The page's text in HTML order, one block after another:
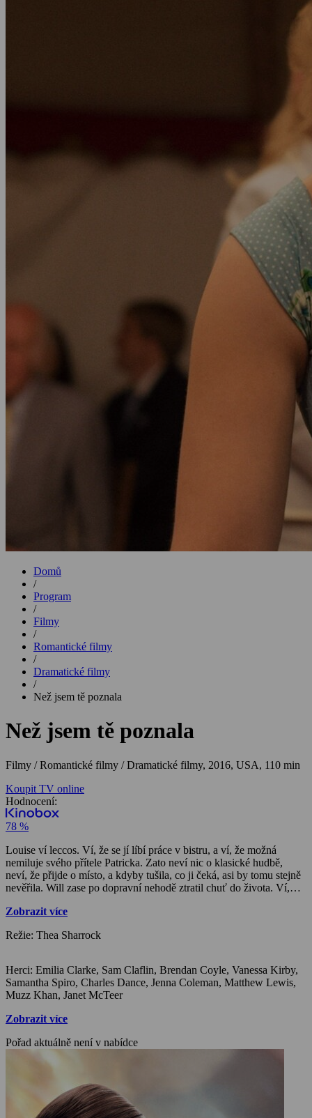
Domů
/
Program
/
Filmy
/
Romantické filmy
/
Dramatické filmy
/
Než jsem tě poznala
Než jsem tě poznala
Filmy / Romantické filmy / Dramatické filmy, 2016, USA, 110 min
Koupit TV online
Hodnocení:
78 %
Louise ví leccos. Ví, že se jí líbí práce v bistru, a ví, že možná
nemiluje svého přítele Patricka. Zato neví nic o klasické hudbě,
neví, že přijde o místo, a kdyby tušila, co ji čeká, asi by tomu stejně
nevěřila. Will zase po dopravní nehodě ztratil chuť do života. Ví,
ví, jak s tím skoncovat. Zato neví, že Lou mu vtrhne do života jako
navždy změní …
Zobrazit více
Režie: Thea Sharrock
Herci: Emilia Clarke, Sam Claflin, Brendan Coyle, Vanessa Kirby,
Samantha Spiro, Charles Dance, Jenna Coleman, Matthew Lewis,
Muzz Khan, Janet McTeer
Zobrazit více
Pořad aktuálně není v nabídce